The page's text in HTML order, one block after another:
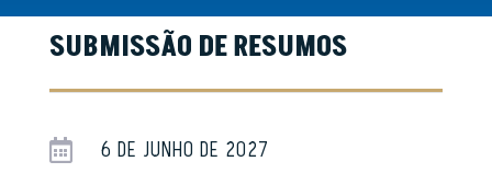
SUBMISSÃO DE RESUMOS
 6 DE JUNHO DE 2027